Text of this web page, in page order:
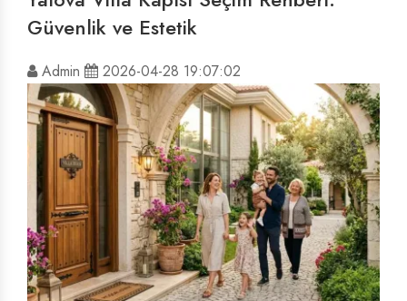
Güvenlik ve Estetik
Admin 2026-04-28 19:07:02